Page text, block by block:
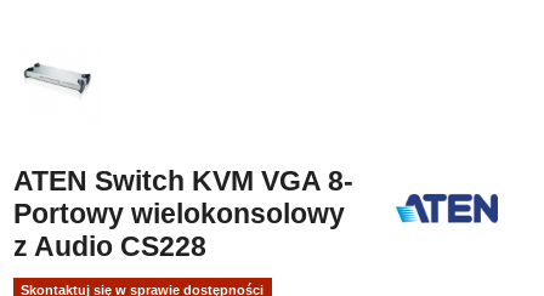
ATEN Switch KVM VGA 8-
Portowy wielokonsolowy
z Audio CS228
Skontaktuj się w sprawie dostępności